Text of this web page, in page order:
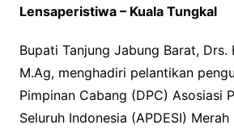
Lensaperistiwa – Kuala Tungkal
Bupati Tanjung Jabung Barat, Drs.
M.Ag, menghadiri pelantikan
Pimpinan Cabang (DPC) Asosiasi
Seluruh Indonesia (APDESI)